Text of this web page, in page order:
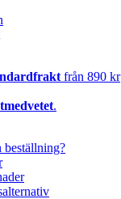
från 890 kr
.
beställning?